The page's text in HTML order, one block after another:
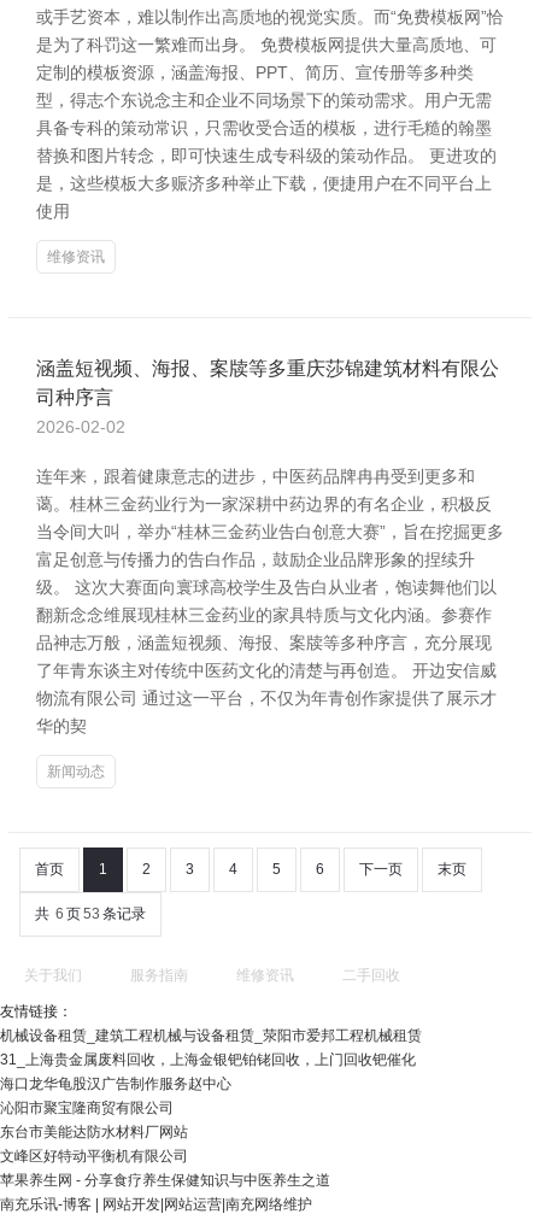
或手艺资本，难以制作出高质地的视觉实质。而“免费模板网”恰
是为了科罚这一繁难而出身。 免费模板网提供大量高质地、可
定制的模板资源，涵盖海报、PPT、简历、宣传册等多种类
型，得志个东说念主和企业不同场景下的策动需求。用户无需
具备专科的策动常识，只需收受合适的模板，进行毛糙的翰墨
替换和图片转念，即可快速生成专科级的策动作品。 更进攻的
是，这些模板大多赈济多种举止下载，便捷用户在不同平台上
使用
维修资讯
涵盖短视频、海报、案牍等多重庆莎锦建筑材料有限公
司种序言
2026-02-02
连年来，跟着健康意志的进步，中医药品牌冉冉受到更多和
蔼。桂林三金药业行为一家深耕中药边界的有名企业，积极反
当令间大叫，举办“桂林三金药业告白创意大赛”，旨在挖掘更多
富足创意与传播力的告白作品，鼓励企业品牌形象的捏续升
级。 这次大赛面向寰球高校学生及告白从业者，饱读舞他们以
翻新念念维展现桂林三金药业的家具特质与文化内涵。参赛作
品神志万般，涵盖短视频、海报、案牍等多种序言，充分展现
了年青东谈主对传统中医药文化的清楚与再创造。 开边安信威
物流有限公司 通过这一平台，不仅为年青创作家提供了展示才
华的契
新闻动态
首页 1 2 3 4 5 6 下一页 末页
共 6 页53 条记录
关于我们 服务指南 维修资讯 二手回收
友情链接：
机械设备租赁_建筑工程机械与设备租赁_荥阳市爱邦工程机械租赁
31_上海贵金属废料回收，上海金银钯铂铑回收，上门回收钯催化
海口龙华龟股汉广告制作服务赵中心
沁阳市聚宝隆商贸有限公司
东台市美能达防水材料厂网站
文峰区好特动平衡机有限公司
苹果养生网 - 分享食疗养生保健知识与中医养生之道
南充乐讯-博客 | 网站开发|网站运营|南充网络维护